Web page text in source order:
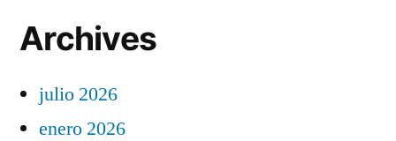
Archives
julio 2026
enero 2026